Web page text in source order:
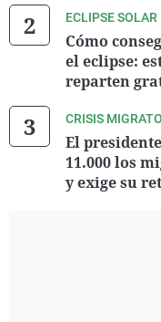
ECLIPSE SOLAR
Cómo
el eclipse:
reparten
CRISIS
El
11.000 los
y exige su